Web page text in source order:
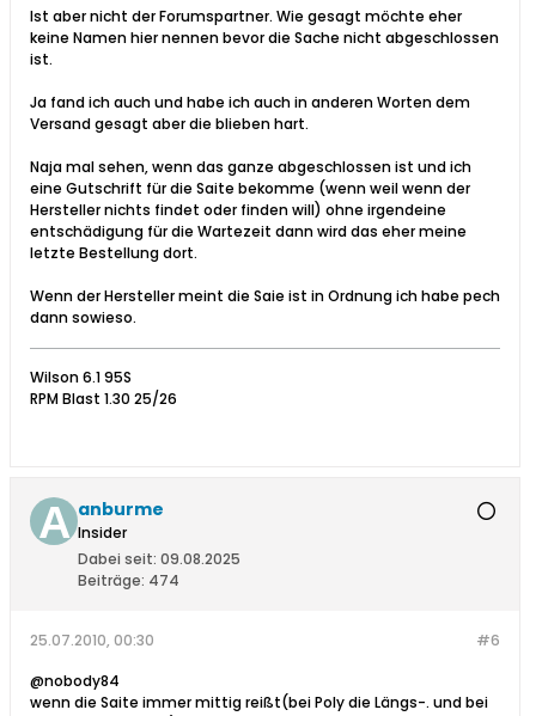
Ist aber nicht der Forumspartner. Wie gesagt möchte eher
keine Namen hier nennen bevor die Sache nicht abgeschlossen
ist.
Ja fand ich auch und habe ich auch in anderen Worten dem
Versand gesagt aber die blieben hart.
Naja mal sehen, wenn das ganze abgeschlossen ist und ich
eine Gutschrift für die Saite bekomme (wenn weil wenn der
Hersteller nichts findet oder finden will) ohne irgendeine
entschädigung für die Wartezeit dann wird das eher meine
letzte Bestellung dort.
Wenn der Hersteller meint die Saie ist in Ordnung ich habe pech
dann sowieso.
Wilson 6.1 95S
RPM Blast 1.30 25/26
anburme
Insider
Dabei seit: 09.08.2025
Beiträge: 474
#6
25.07.2010, 00:30
@nobody84
wenn die Saite immer mittig reißt(bei Poly die Längs-. und bei